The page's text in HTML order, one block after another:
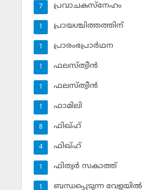
പ്രവാചകസ്‌നേഹം
7
പ്രായശ്ചിത്തത്തിന്
1
പ്രാരംഭപ്രാര്‍ഥന
1
ഫലസ്ത്വീൻ
1
ഫലസ്ത്വീൻ
1
ഫാമിലി
1
ഫിഖ്ഹ്
8
ഫിഖ്ഹ്‌
4
ഫിത്വര്‍ സകാത്ത്‌
1
ബന്ധപ്പെടുന്ന വേളയില്‍
1